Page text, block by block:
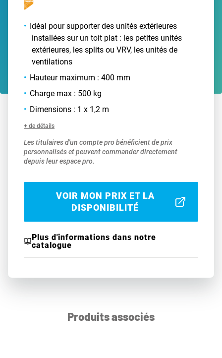
Idéal pour supporter des unités extérieures
installées sur un toit plat : les petites unités
extérieures, les splits ou VRV, les unités de
ventilations
Hauteur maximum : 400 mm
Charge max : 500 kg
Dimensions : 1 x 1,2 m
+ de détails
Les titulaires d'un compte pro bénéficient de prix
personnalisés et peuvent commander directement
depuis leur espace pro.
VOIR MON PRIX ET LA
DISPONIBILITÉ
Plus d'informations dans notre
catalogue
Produits associés